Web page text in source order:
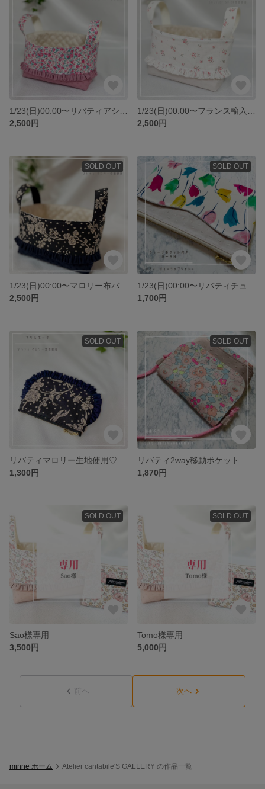
2,500円
2,500円
SOLD OUT
2,500円
SOLD OUT
1,700円
SOLD OUT
1,300円
SOLD OUT
1,870円
SOLD OUT
Sao様専用
3,500円
SOLD OUT
Tomo様専用
5,000円
前へ 次へ
minne ホーム Atelier cantabile'S GALLERY の作品一覧